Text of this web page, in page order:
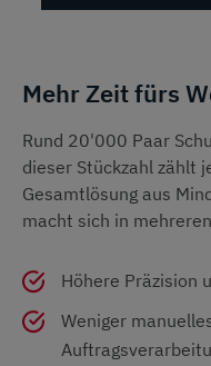
Mehr Zeit fürs
Rund 20'000 Paar
dieser Stückzahl zählt
Gesamtlösung aus
macht sich in
Höhere Präzision
Weniger